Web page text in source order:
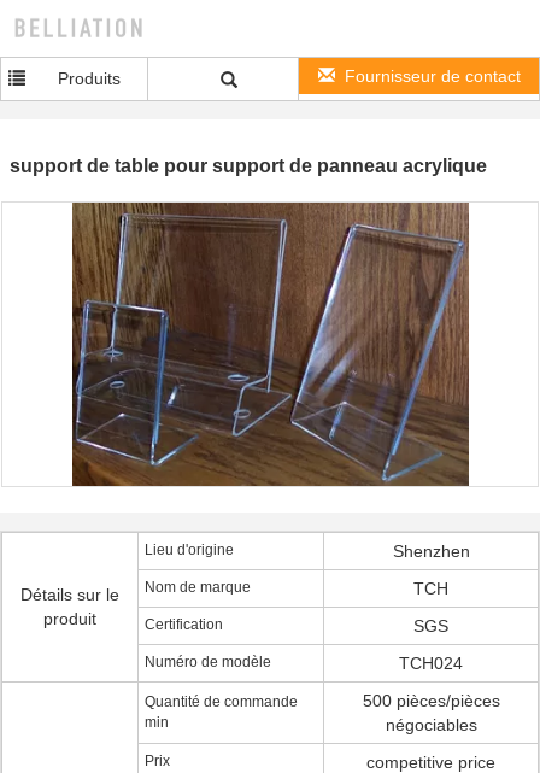
Produits Fournisseur de contact
support de table pour support de panneau acrylique
Détails sur le
produit
Lieu d'origine Shenzhen
Nom de marque TCH
Certification SGS
Numéro de modèle TCH024
Quantité de commande
min
500 pièces/pièces
négociables
Prix competitive price